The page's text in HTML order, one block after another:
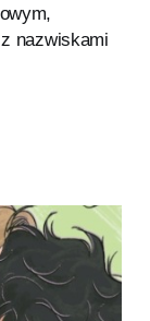
nazwiskami